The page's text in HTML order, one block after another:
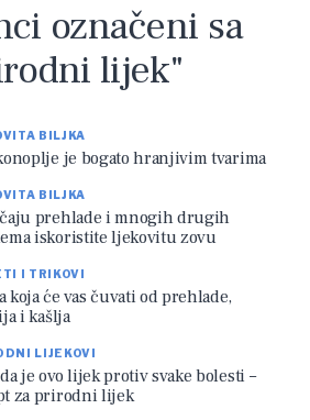
označeni sa
lijek"
BILJKA
je bogato hranjivim tvarima
BILJKA
prehlade i mnogih drugih
iskoristite ljekovitu zovu
I TRIKOVI
koja će vas čuvati od prehlade,
i kašlja
LIJEKOVI
je ovo lijek protiv svake bolesti –
za prirodni lijek